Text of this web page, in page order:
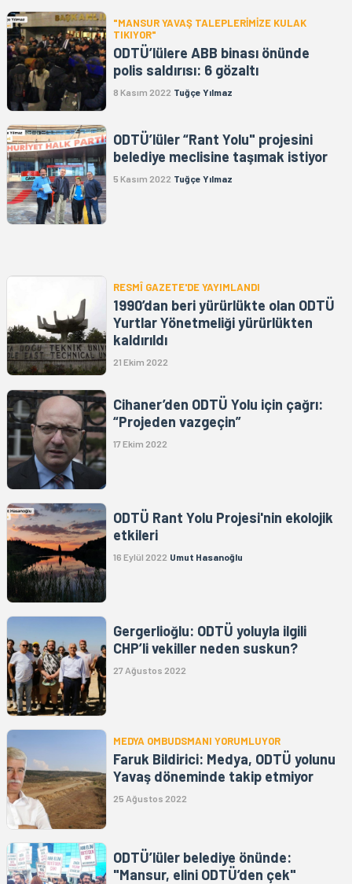
"MANSUR YAVAŞ TALEPLERİMİZE KULAK
TIKIYOR"
ODTÜ’lülere ABB binası önünde
polis saldırısı: 6 gözaltı
8 Kasım 2022 Tuğçe Yılmaz
ODTÜ’lüler “Rant Yolu" projesini
belediye meclisine taşımak istiyor
5 Kasım 2022 Tuğçe Yılmaz
RESMÎ GAZETE'DE YAYIMLANDI
1990’dan beri yürürlükte olan ODTÜ
Yurtlar Yönetmeliği yürürlükten
kaldırıldı
21 Ekim 2022
Cihaner’den ODTÜ Yolu için çağrı:
“Projeden vazgeçin”
17 Ekim 2022
ODTÜ Rant Yolu Projesi'nin ekolojik
etkileri
16 Eylül 2022 Umut Hasanoğlu
Gergerlioğlu: ODTÜ yoluyla ilgili
CHP’li vekiller neden suskun?
27 Ağustos 2022
MEDYA OMBUDSMANI YORUMLUYOR
Faruk Bildirici: Medya, ODTÜ yolunu
Yavaş döneminde takip etmiyor
25 Ağustos 2022
ODTÜ’lüler belediye önünde:
"Mansur, elini ODTÜ’den çek"